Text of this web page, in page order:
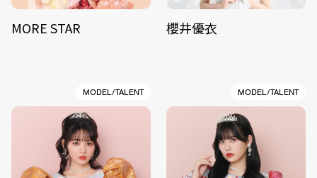
MORE STAR 櫻井優衣
MODEL/TALENT MODEL/TALENT